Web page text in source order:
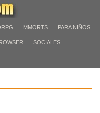
MMORTS PARA NIÑOS
SOCIALES